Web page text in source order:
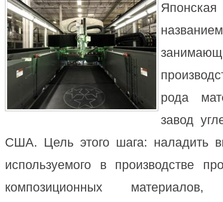
рода
завод
США. Цель этого шага: наладить
используемого в производстве
композиционных